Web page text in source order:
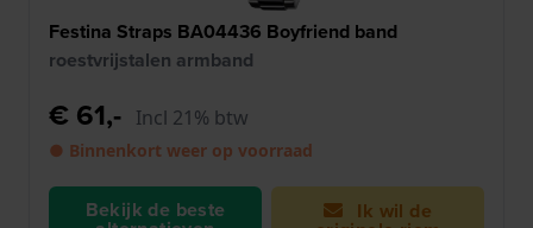
Festina Straps BA04436 Boyfriend band
roestvrijstalen armband
€ 61,- Incl 21% btw
● Binnenkort weer op voorraad
Bekijk de beste Ik wil de